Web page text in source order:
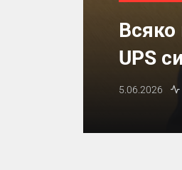
Всяко
UPS
5.06.2026